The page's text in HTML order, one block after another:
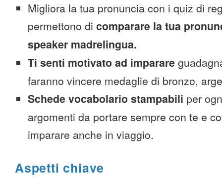
Migliora la tua pronuncia con i quiz di
permettono di comparare la tua
speaker madrelingua.
Ti senti motivato ad imparare
faranno vincere medaglie di bronzo,
Schede vocabolario stampabili per
argomenti da portare sempre con te e
imparare anche in viaggio.
Aspetti chiave